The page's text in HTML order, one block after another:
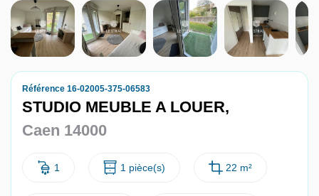
Nous rejoindre
Référence 16-02005-375-06583
STUDIO MEUBLE A LOUER,
Caen 14000
1 1 pièce(s) 22 m²